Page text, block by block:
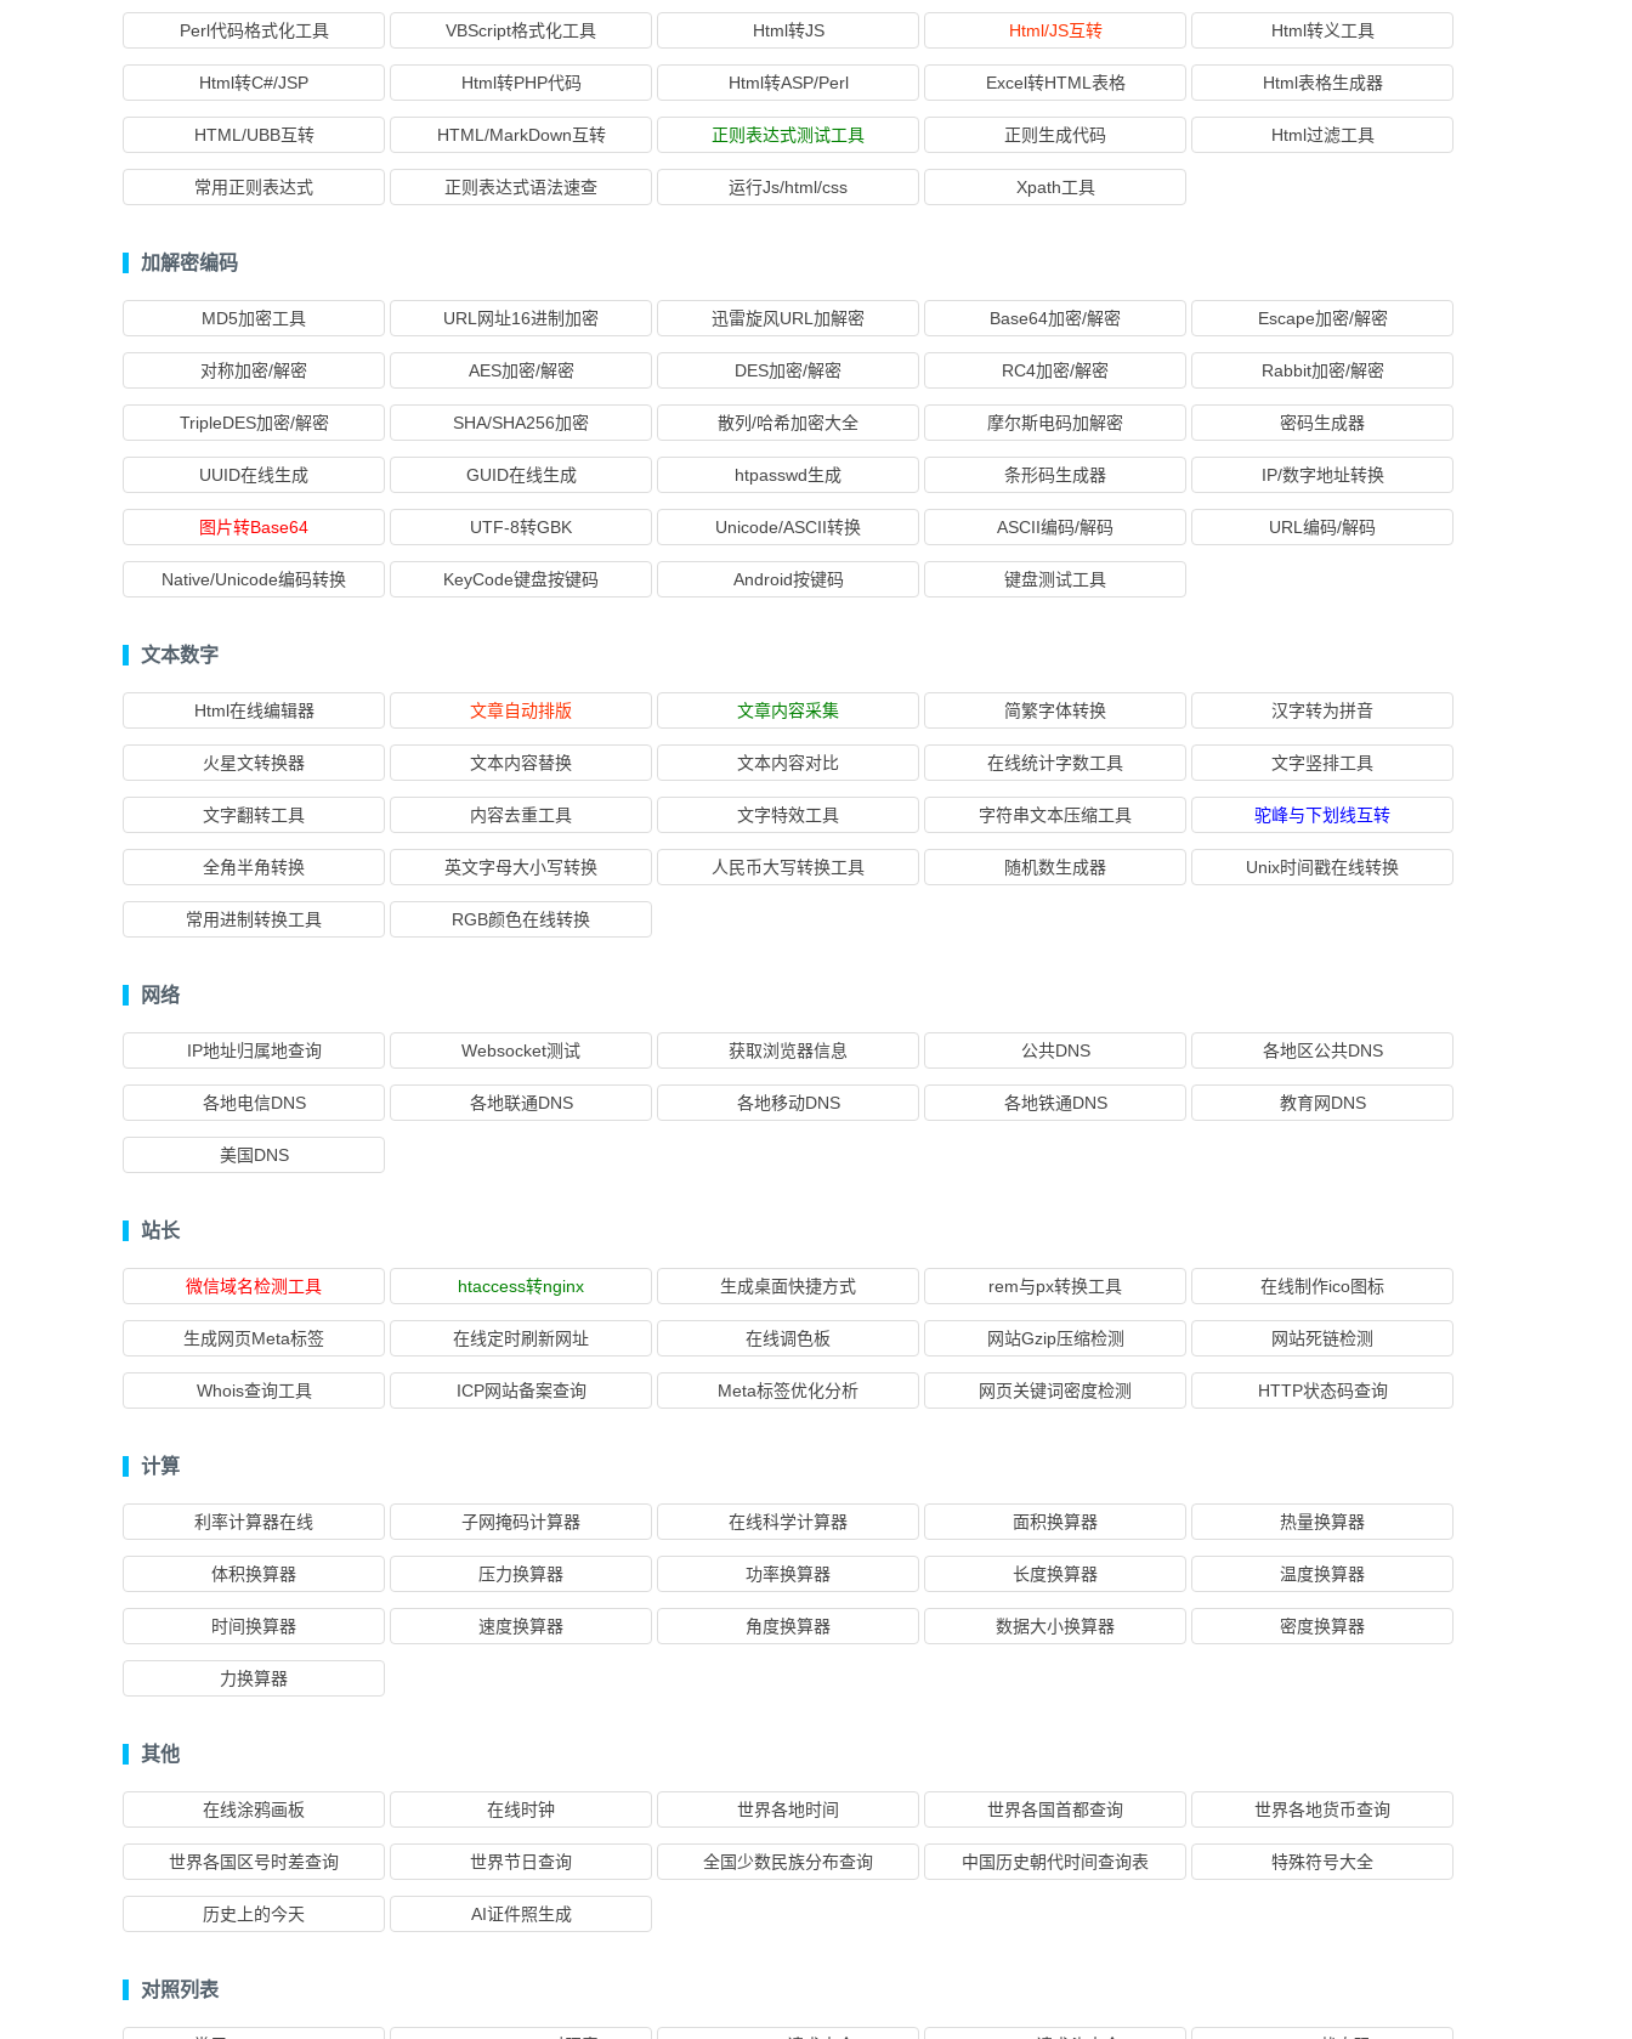
Perl代码格式化工具 VBScript格式化工具 Html转JS Html/JS互转 Html转义工具
Html转C#/JSP Html转PHP代码 Html转ASP/Perl Excel转HTML表格 Html表格生成器
HTML/UBB互转 HTML/MarkDown互转 正则表达式测试工具 正则生成代码 Html过滤工具
常用正则表达式 正则表达式语法速查 运行Js/html/css Xpath工具
加解密编码
MD5加密工具 URL网址16进制加密 迅雷旋风URL加解密 Base64加密/解密 Escape加密/解密
对称加密/解密 AES加密/解密 DES加密/解密 RC4加密/解密 Rabbit加密/解密
TripleDES加密/解密 SHA/SHA256加密 散列/哈希加密大全 摩尔斯电码加解密 密码生成器
UUID在线生成 GUID在线生成 htpasswd生成 条形码生成器 IP/数字地址转换
图片转Base64 UTF-8转GBK Unicode/ASCII转换 ASCII编码/解码 URL编码/解码
Native/Unicode编码转换 KeyCode键盘按键码 Android按键码 键盘测试工具
文本数字
Html在线编辑器 文章自动排版 文章内容采集 简繁字体转换 汉字转为拼音
火星文转换器 文本内容替换 文本内容对比 在线统计字数工具 文字竖排工具
文字翻转工具 内容去重工具 文字特效工具 字符串文本压缩工具 驼峰与下划线互转
全角半角转换 英文字母大小写转换 人民币大写转换工具 随机数生成器 Unix时间戳在线转换
常用进制转换工具 RGB颜色在线转换
网络
IP地址归属地查询 Websocket测试 获取浏览器信息 公共DNS 各地区公共DNS
各地电信DNS 各地联通DNS 各地移动DNS 各地铁通DNS 教育网DNS
美国DNS
站长
微信域名检测工具 htaccess转nginx 生成桌面快捷方式 rem与px转换工具 在线制作ico图标
生成网页Meta标签 在线定时刷新网址 在线调色板 网站Gzip压缩检测 网站死链检测
Whois查询工具 ICP网站备案查询 Meta标签优化分析 网页关键词密度检测 HTTP状态码查询
计算
利率计算器在线 子网掩码计算器 在线科学计算器 面积换算器 热量换算器
体积换算器 压力换算器 功率换算器 长度换算器 温度换算器
时间换算器 速度换算器 角度换算器 数据大小换算器 密度换算器
力换算器
其他
在线涂鸦画板 在线时钟 世界各地时间 世界各国首都查询 世界各地货币查询
世界各国区号时差查询 世界节日查询 全国少数民族分布查询 中国历史朝代时间查询表 特殊符号大全
历史上的今天 AI证件照生成
对照列表